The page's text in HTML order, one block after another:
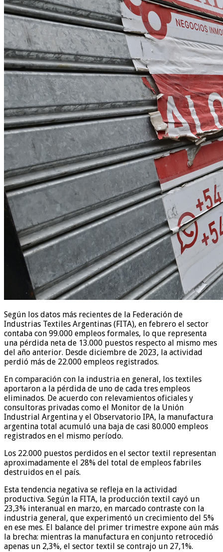
Según los datos más recientes de la Federación de
Industrias Textiles Argentinas (FITA), en febrero el sector
contaba con 99.000 empleos formales, lo que representa
una pérdida neta de 13.000 puestos respecto al mismo mes
del año anterior. Desde diciembre de 2023, la actividad
perdió más de 22.000 empleos registrados.
En comparación con la industria en general, los textiles
aportaron a la pérdida de uno de cada tres empleos
eliminados. De acuerdo con relevamientos oficiales y
consultoras privadas como el Monitor de la Unión
Industrial Argentina y el Observatorio IPA, la manufactura
argentina total acumuló una baja de casi 80.000 empleos
registrados en el mismo período.
Los 22.000 puestos perdidos en el sector textil representan
aproximadamente el 28% del total de empleos fabriles
destruidos en el país.
Esta tendencia negativa se refleja en la actividad
productiva. Según la FITA, la producción textil cayó un
23,3% interanual en marzo, en marcado contraste con la
industria general, que experimentó un crecimiento del 5%
en ese mes. El balance del primer trimestre expone aún más
la brecha: mientras la manufactura en conjunto retrocedió
apenas un 2,3%, el sector textil se contrajo un 27,1%.